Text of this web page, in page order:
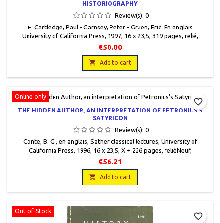
HISTORIOGRAPHY
Review(s): 0
► Cartledge, Paul - Garnsey, Peter - Gruen, Eric En anglais,
University of California Press, 1997, 16 x 23,5, 319 pages, relié,
occasion. Comme neuf avec sa jaquette éditeur.
€50.00
 Add to cart
Online only
THE HIDDEN AUTHOR, AN INTERPRETATION OF PETRONIUS'S
SATYRICON
Review(s): 0
Conte, B. G., en anglais, Sather classical lectures, University of
California Press, 1996, 16 x 23,5, X + 226 pages, reliéNeuf,
9780520207158
€56.21
 Add to cart
favorite_border
Out-of-Stock
favorite_border